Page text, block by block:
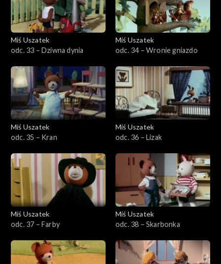
Miś Uszatek
odc. 33 – Dziwna dynia
Miś Uszatek
odc. 34 – Wronie gniazdo
Miś Uszatek
odc. 35 – Kran
Miś Uszatek
odc. 36 – Lizak
Miś Uszatek
odc. 37 – Farby
Miś Uszatek
odc. 38 – Skarbonka